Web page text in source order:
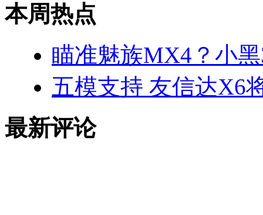
本周热点
瞄准魅族MX4？小
五模支持 友信达X6
最新评论